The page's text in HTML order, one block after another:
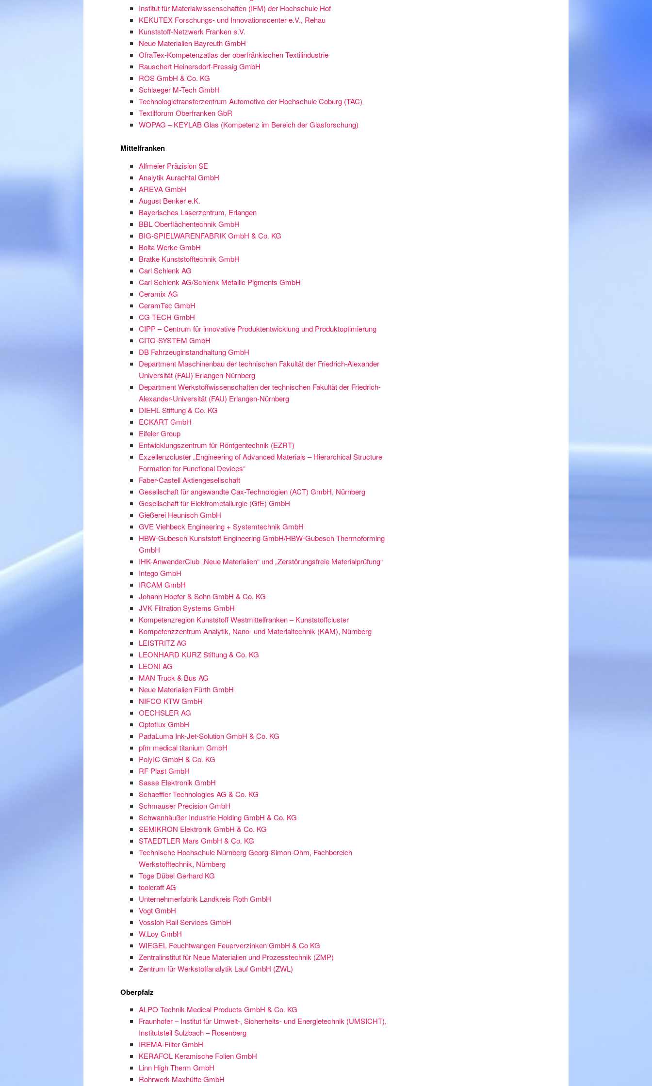
Institut für Materialwissenschaften (IFM) der Hochschule Hof
KEKUTEX Forschungs- und Innovationscenter e.V., Rehau
Kunststoff-Netzwerk Franken e.V.
Neue Materialien Bayreuth GmbH
OfraTex-Kompetenzatlas der oberfränkischen Textilindustrie
Rauschert Heinersdorf-Pressig GmbH
ROS GmbH & Co. KG
Schlaeger M-Tech GmbH
Technologietransferzentrum Automotive der Hochschule Coburg (TAC)
Textilforum Oberfranken GbR
WOPAG – KEYLAB Glas (Kompetenz im Bereich der Glasforschung)
Mittelfranken
Alfmeier Präzision SE
Analytik Aurachtal GmbH
AREVA GmbH
August Benker e.K.
Bayerisches Laserzentrum, Erlangen
BBL Oberflächentechnik GmbH
BIG-SPIELWARENFABRIK GmbH & Co. KG
Bolta Werke GmbH
Bratke Kunststofftechnik GmbH
Carl Schlenk AG
Carl Schlenk AG/Schlenk Metallic Pigments GmbH
Ceramix AG
CeramTec GmbH
CG TECH GmbH
CIPP – Centrum für innovative Produktentwicklung und Produktoptimierung
CITO-SYSTEM GmbH
DB Fahrzeuginstandhaltung GmbH
Department Maschinenbau der technischen Fakultät der Friedrich-Alexander
Universität (FAU) Erlangen-Nürnberg
Department Werkstoffwissenschaften der technischen Fakultät der Friedrich-
Alexander-Universität (FAU) Erlangen-Nürnberg
DIEHL Stiftung & Co. KG
ECKART GmbH
Eifeler Group
Entwicklungszentrum für Röntgentechnik (EZRT)
Exzellenzcluster „Engineering of Advanced Materials – Hierarchical Structure
Formation for Functional Devices“
Faber-Castell Aktiengesellschaft
Gesellschaft für angewandte Cax-Technologien (ACT) GmbH, Nürnberg
Gesellschaft für Elektrometallurgie (GfE) GmbH
Gießerei Heunisch GmbH
GVE Viehbeck Engineering + Systemtechnik GmbH
HBW-Gubesch Kunststoff Engineering GmbH/HBW-Gubesch Thermoforming
GmbH
IHK-AnwenderClub „Neue Materialien“ und „Zerstörungsfreie Materialprüfung“
Intego GmbH
IRCAM GmbH
Johann Hoefer & Sohn GmbH & Co. KG
JVK Filtration Systems GmbH
Kompetenzregion Kunststoff Westmittelfranken – Kunststoffcluster
Kompetenzzentrum Analytik, Nano- und Materialtechnik (KAM), Nürnberg
LEISTRITZ AG
LEONHARD KURZ Stiftung & Co. KG
LEONI AG
MAN Truck & Bus AG
Neue Materialien Fürth GmbH
NIFCO KTW GmbH
OECHSLER AG
Optoflux GmbH
PadaLuma Ink-Jet-Solution GmbH & Co. KG
pfm medical titanium GmbH
PolyIC GmbH & Co. KG
RF Plast GmbH
Sasse Elektronik GmbH
Schaeffler Technologies AG & Co. KG
Schmauser Precision GmbH
Schwanhäußer Industrie Holding GmbH & Co. KG
SEMIKRON Elektronik GmbH & Co. KG
STAEDTLER Mars GmbH & Co. KG
Technische Hochschule Nürnberg Georg-Simon-Ohm, Fachbereich
Werkstofftechnik, Nürnberg
Toge Dübel Gerhard KG
toolcraft AG
Unternehmerfabrik Landkreis Roth GmbH
Vogt GmbH
Vossloh Rail Services GmbH
W.Loy GmbH
WIEGEL Feuchtwangen Feuerverzinken GmbH & Co KG
Zentralinstitut für Neue Materialien und Prozesstechnik (ZMP)
Zentrum für Werkstoffanalytik Lauf GmbH (ZWL)
Oberpfalz
ALPO Technik Medical Products GmbH & Co. KG
Fraunhofer – Institut für Umwelt-, Sicherheits- und Energietechnik (UMSICHT),
Institutsteil Sulzbach – Rosenberg
IREMA-Filter GmbH
KERAFOL Keramische Folien GmbH
Linn High Therm GmbH
Rohrwerk Maxhütte GmbH